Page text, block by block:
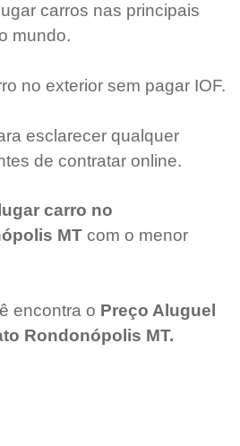
carros nas principais
mundo.
no exterior sem pagar IOF.
esclarecer qualquer
de contratar online.
carro no
MT com o menor
encontra o Preço Aluguel
Rondonópolis MT.